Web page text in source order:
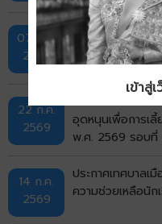
07 ส.ค.
2569
ประกาศเทศบาล
อุดหนุนเพื่อการเลี้
รอบที่ 2
22 ก.ค.
2569
ประกาศเทศบาลเ
อุดหนุนเพื่อการเ
พ.ศ. 2569 รอบที่
14 ก.ค.
2569
ประกาศเทศบาลเ
ความช่วยเหลือนั
เข้าสู่